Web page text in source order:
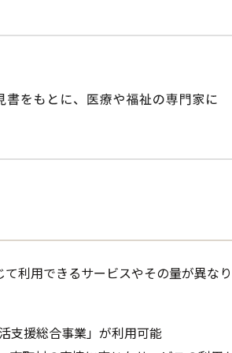
利用できるサービスやその量が異な
支援総合事業」が利用可能